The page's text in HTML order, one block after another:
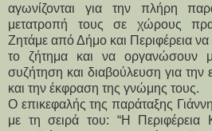
αγωνίζονται για την πλήρη
μετατροπή τους σε χώρους
Ζητάμε από Δήμο και Περιφέρεια
το ζήτημα και να οργανώσουν
συζήτηση και διαβούλευση για
και την έκφραση της γνώμης τους.
Ο επικεφαλής της παράταξης
με τη σειρά του: “Η Περιφέρεια